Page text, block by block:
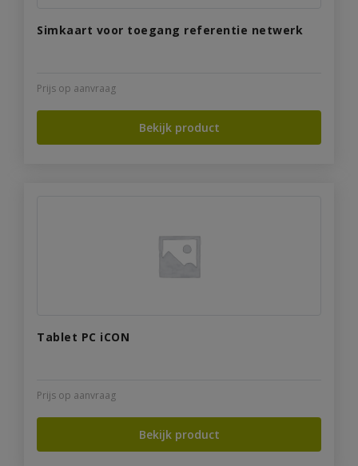
Simkaart voor toegang referentie netwerk
Prijs op aanvraag
Bekijk product
Tablet PC iCON
Prijs op aanvraag
Bekijk product